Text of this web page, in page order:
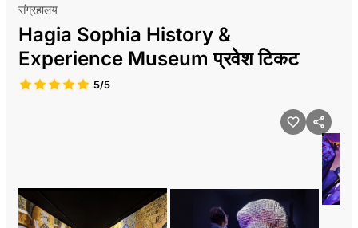
संग्रहालय
Hagia Sophia History &
Experience Museum प्रवेश टिकट
5/5